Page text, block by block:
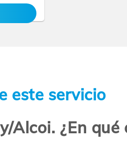
este servicio
Alcoi. ¿En qué